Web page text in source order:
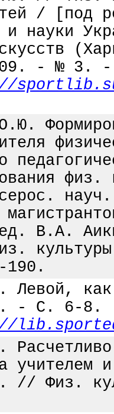
/
и науки
- № 3.
В.А.
Левой,
- С. 6-8.
учителем
// Физ.